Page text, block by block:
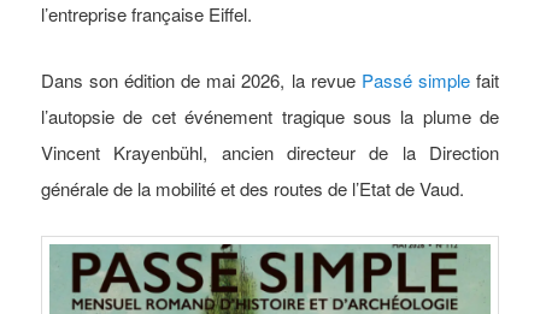
l’entreprise française Eiffel.
Dans son édition de mai 2026, la revue Passé simplefait
l’autopsie de cet événement tragique sous la plume de
Vincent Krayenbühl, ancien directeur de la Direction
générale de la mobilité et des routes de l’Etat de Vaud.